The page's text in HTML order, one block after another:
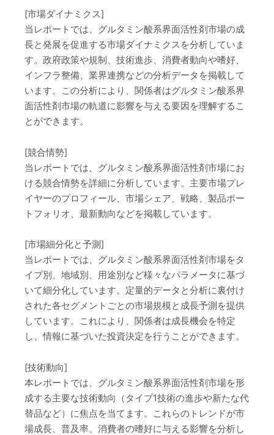
[市場ダイナミクス]
当レポートでは、グルタミン酸系界面活性剤市場の成
長と発展を促進する市場ダイナミクスを分析していま
す。政府政策や規制、技術進歩、消費者動向や嗜好、
インフラ整備、業界連携などの分析データを掲載して
います。この分析により、関係者はグルタミン酸系界
面活性剤市場の軌道に影響を与える要因を理解するこ
とができます。
[競合情勢]
当レポートでは、グルタミン酸系界面活性剤市場にお
ける競合情勢を詳細に分析しています。主要市場プレ
イヤーのプロフィール、市場シェア、戦略、製品ポー
トフォリオ、最新動向などを掲載しています。
[市場細分化と予測]
当レポートでは、グルタミン酸系界面活性剤市場をタ
イプ別、地域別、用途別など様々なパラメータに基づ
いて細分化しています。定量的データと分析に裏付け
された各セグメントごとの市場規模と成長予測を提供
しています。これにより、関係者は成長機会を特定
し、情報に基づいた投資決定を行うことができます。
[技術動向]
本レポートでは、グルタミン酸系界面活性剤市場を形
成する主要な技術動向（タイプ1技術の進歩や新たな代
替品など）に焦点を当てます。これらのトレンドが市
場成長、普及率、消費者の嗜好に与える影響を分析し